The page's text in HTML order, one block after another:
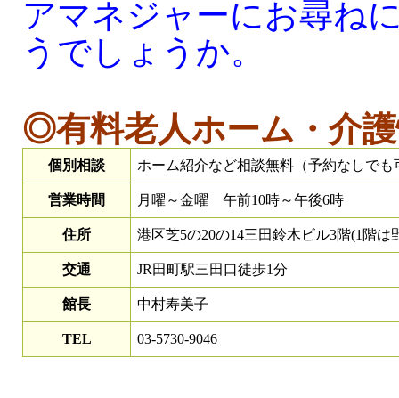
アマネジャーにお尋ね
うでしょうか。
◎有料老人ホーム・介
個別相談 ホーム紹介など相談無料（予約なしでも
営業時間 月曜～金曜 午前10時～午後6時
住所 港区芝5の20の14三田鈴木ビル3階(1階は
交通 JR田町駅三田口徒歩1分
館長 中村寿美子
TEL 03-5730-9046